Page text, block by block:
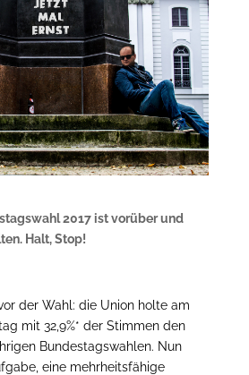
2017 ist vorüber und
Halt, Stop!
der Wahl: die Union holte am
mit 32,9%* der Stimmen den
Bundestagswahlen. Nun
eine mehrheitsfähige